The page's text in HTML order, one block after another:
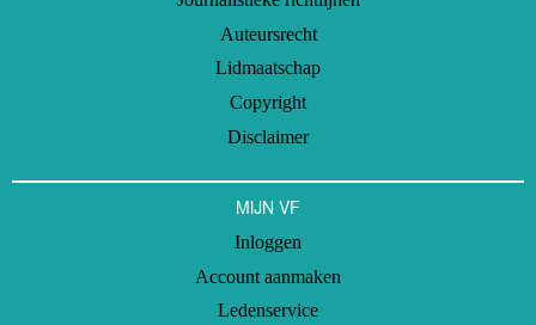
Auteursrecht
Lidmaatschap
Copyright
Disclaimer
MIJN VF
Inloggen
Account aanmaken
Ledenservice